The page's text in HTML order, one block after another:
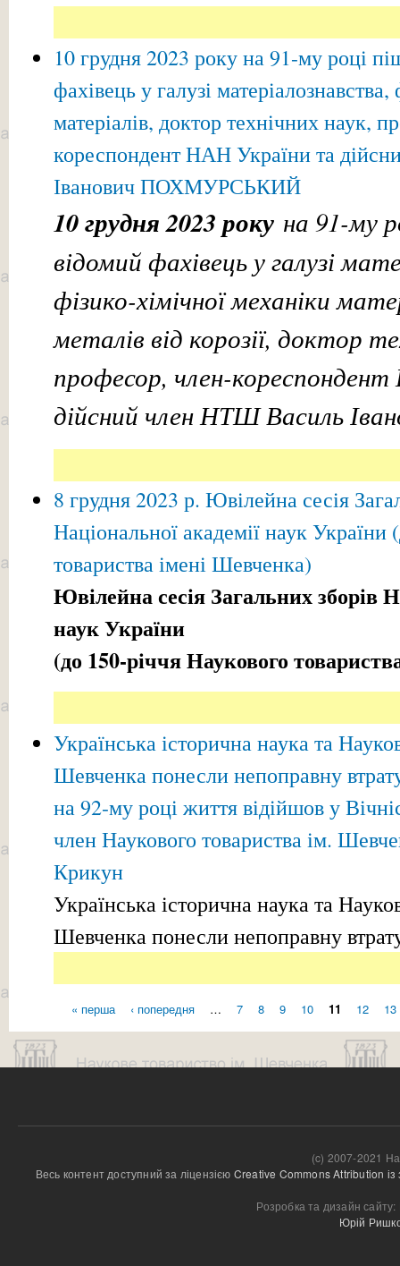
10 грудня 2023 року на 91-му році
фахівець у галузі
матеріалів, доктор технічних наук,
кореспондент НАН України та
Іванович ПОХМУРСЬКИЙ
10 грудня 2023 року на 91-му
відомий фахівець у галузі
фізико-хімічної механіки
металів від корозії, доктор
професор, член-
дійсний член НТШ Василь
8 грудня 2023 р. Ювілейна сесія
Національної академії наук України
товариства імені Шевченка)
Ювілейна сесія Загальних зборів
наук України
(до 150-річчя Наукового
Українська історична наука та
Шевченка понесли непоправну
на 92-му році життя відійшов у
член Наукового товариства ім.
Крикун
Українська історична наука та
Шевченка понесли непоправну
Сторінки
« перша ‹ попередня … 7 8 9 10 11 12 13
(c) 2007-2021
Весь контент доступний за ліцензією Creative Commons Attribution
Розробка та дизайн сайту:
Юрій